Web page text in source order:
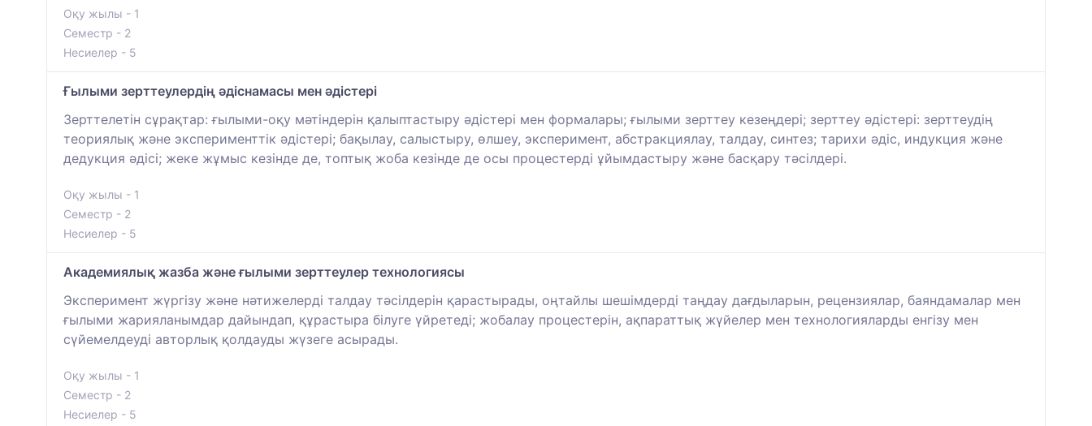
Оқу жылы - 1
Семестр - 2
Несиелер - 5
Ғылыми зерттеулердің әдіснамасы мен әдістері
Зерттелетін сұрақтар: ғылыми-оқу мәтіндерін қалыптастыру әдістері мен формалары; ғылыми зерттеу кезеңдері; зерттеу әдістері: зерттеудің
теориялық және эксперименттік әдістері; бақылау, салыстыру, өлшеу, эксперимент, абстракциялау, талдау, синтез; тарихи әдіс, индукция және
дедукция әдісі; жеке жұмыс кезінде де, топтық жоба кезінде де осы процестерді ұйымдастыру және басқару тәсілдері.
Оқу жылы - 1
Семестр - 2
Несиелер - 5
Академиялық жазба және ғылыми зерттеулер технологиясы
Эксперимент жүргізу және нәтижелерді талдау тәсілдерін қарастырады, оңтайлы шешімдерді таңдау дағдыларын, рецензиялар, баяндамалар мен
ғылыми жарияланымдар дайындап, құрастыра білуге ​​үйретеді; жобалау процестерін, ақпараттық жүйелер мен технологияларды енгізу мен
сүйемелдеуді авторлық қолдауды жүзеге асырады.
Оқу жылы - 1
Семестр - 2
Несиелер - 5